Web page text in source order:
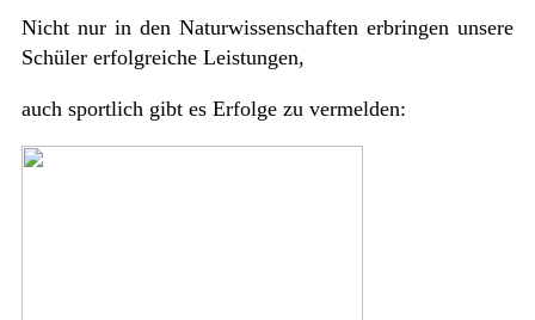
Nicht nur in den Naturwissenschaften erbringen unsere
Schüler erfolgreiche Leistungen,
auch sportlich gibt es Erfolge zu vermelden: